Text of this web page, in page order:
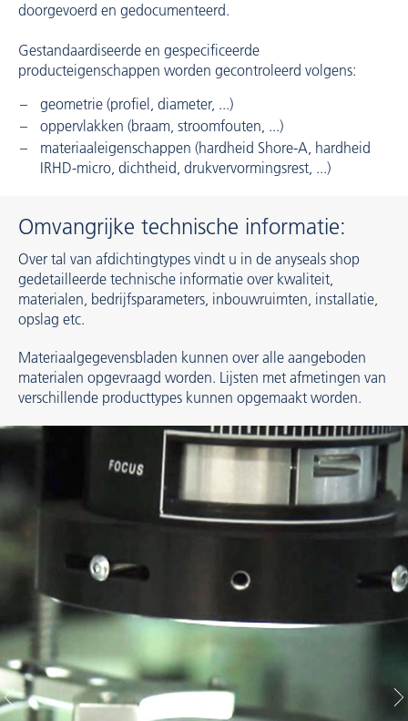
doorgevoerd en gedocumenteerd.
Gestandaardiseerde en gespecificeerde
producteigenschappen worden gecontroleerd volgens:
geometrie (profiel, diameter, ...)
oppervlakken (braam, stroomfouten, ...)
materiaaleigenschappen (hardheid Shore-A, hardheid
IRHD-micro, dichtheid, drukvervormingsrest, ...)
Omvangrijke technische informatie:
Over tal van afdichtingtypes vindt u in de anyseals shop
gedetailleerde technische informatie over kwaliteit,
materialen, bedrijfsparameters, inbouwruimten, installatie,
opslag etc.
Materiaalgegevensbladen kunnen over alle aangeboden
materialen opgevraagd worden. Lijsten met afmetingen van
verschillende producttypes kunnen opgemaakt worden.